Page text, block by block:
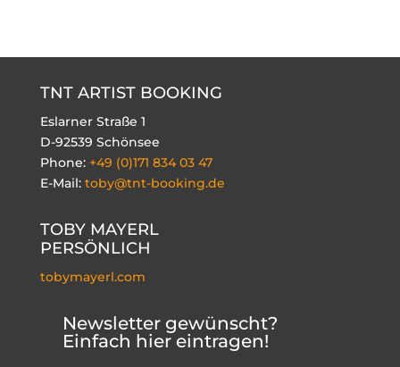
TNT ARTIST BOOKING
Eslarner Straße 1
D-92539 Schönsee
Phone: +49 (0)171 834 03 47
E-Mail: toby@tnt-booking.de
TOBY MAYERL
PERSÖNLICH
tobymayerl.com
Newsletter gewünscht?
Einfach hier eintragen!